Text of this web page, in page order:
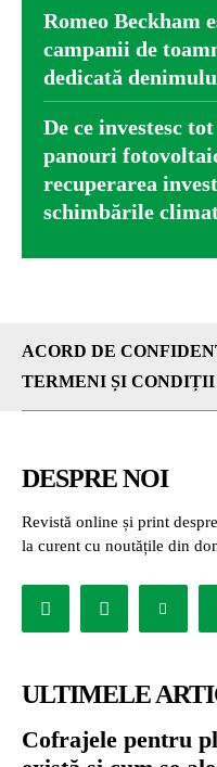
Romeo Beckham
campanii de
dedicată
De ce investesc
panouri
recuperarea
schimbările
ACORD DE
TERMENI ȘI CONDIȚII
DESPRE NOI
Revistă online și print
la curent cu noutățile din
ULTIMELE
Cofrajele pentru